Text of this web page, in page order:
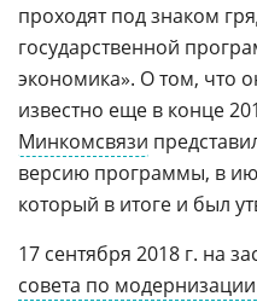
проходят под знаком
государственной
экономика». О том, что
известно еще в конце
Минкомсвязи
версию программы, в
который в итоге и был
17 сентября 2018 г. на
совета по